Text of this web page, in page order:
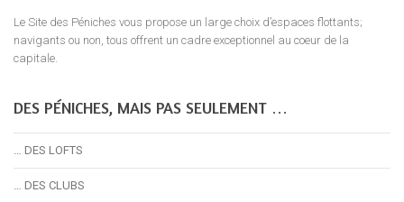
Le Site des Péniches vous propose un large choix d’espaces flottants;
navigants ou non, tous offrent un cadre exceptionnel au coeur de la
capitale.
DES PÉNICHES, MAIS PAS SEULEMENT …
… DES LOFTS
… DES CLUBS